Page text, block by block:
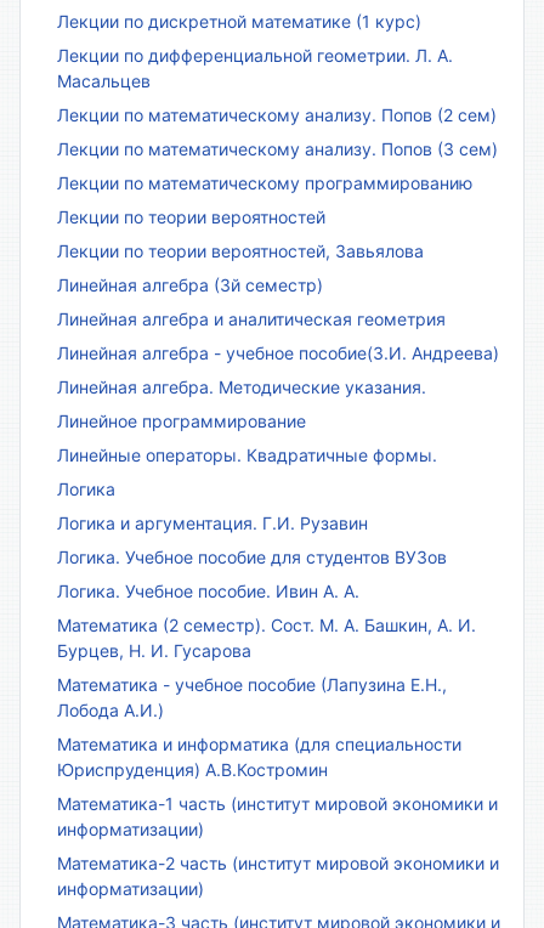
Лекции по дискретной математике (1 курс)
Лекции по дифференциальной геометрии. Л. А.
Масальцев
Лекции по математическому анализу. Попов (2 сем)
Лекции по математическому анализу. Попов (3 сем)
Лекции по математическому программированию
Лекции по теории вероятностей
Лекции по теории вероятностей, Завьялова
Линейная алгебра (3й семестр)
Линейная алгебра и аналитическая геометрия
Линейная алгебра - учебное пособие(З.И. Андреева)
Линейная алгебра. Методические указания.
Линейное программирование
Линейные операторы. Квадратичные формы.
Логика
Логика и аргументация. Г.И. Рузавин
Логика. Учебное пособие для студентов ВУЗов
Логика. Учебное пособие. Ивин А. А.
Математика (2 семестр). Сост. М. А. Башкин, А. И.
Бурцев, Н. И. Гусарова
Математика - учебное пособие (Лапузина Е.Н.,
Лобода А.И.)
Математика и информатика (для специальности
Юриспруденция) А.В.Костромин
Математика-1 часть (институт мировой экономики и
информатизации)
Математика-2 часть (институт мировой экономики и
информатизации)
Математика-3 часть (институт мировой экономики и